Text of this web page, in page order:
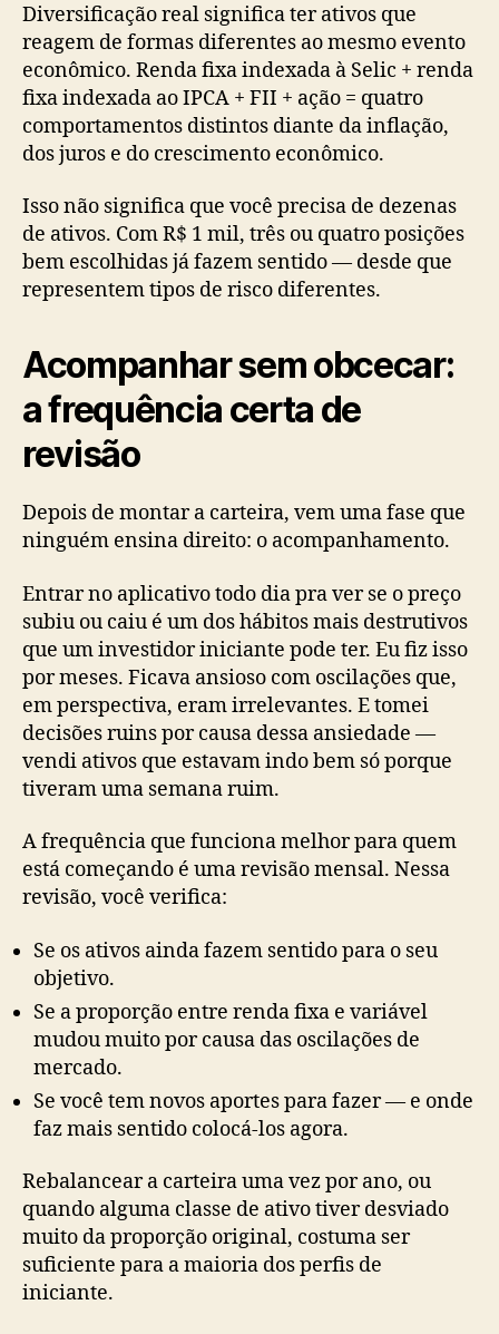
Diversificação real significa ter ativos que
reagem de formas diferentes ao mesmo evento
econômico. Renda fixa indexada à Selic + renda
fixa indexada ao IPCA + FII + ação = quatro
comportamentos distintos diante da inflação,
dos juros e do crescimento econômico.
Isso não significa que você precisa de dezenas
de ativos. Com R$ 1 mil, três ou quatro posições
bem escolhidas já fazem sentido — desde que
representem tipos de risco diferentes.
Acompanhar sem obcecar:
a frequência certa de
revisão
Depois de montar a carteira, vem uma fase que
ninguém ensina direito: o acompanhamento.
Entrar no aplicativo todo dia pra ver se o preço
subiu ou caiu é um dos hábitos mais destrutivos
que um investidor iniciante pode ter. Eu fiz isso
por meses. Ficava ansioso com oscilações que,
em perspectiva, eram irrelevantes. E tomei
decisões ruins por causa dessa ansiedade —
vendi ativos que estavam indo bem só porque
tiveram uma semana ruim.
A frequência que funciona melhor para quem
está começando é uma revisão mensal. Nessa
revisão, você verifica:
Se os ativos ainda fazem sentido para o seu
objetivo.
Se a proporção entre renda fixa e variável
mudou muito por causa das oscilações de
mercado.
Se você tem novos aportes para fazer — e onde
faz mais sentido colocá-los agora.
Rebalancear a carteira uma vez por ano, ou
quando alguma classe de ativo tiver desviado
muito da proporção original, costuma ser
suficiente para a maioria dos perfis de
iniciante.